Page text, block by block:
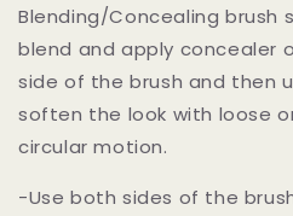
を
減
ら
す
を
増
や
す
Blending/Concealing brush
blend and apply concealer
side of the brush and then
soften the look with loose
circular motion.
-Use both sides of the